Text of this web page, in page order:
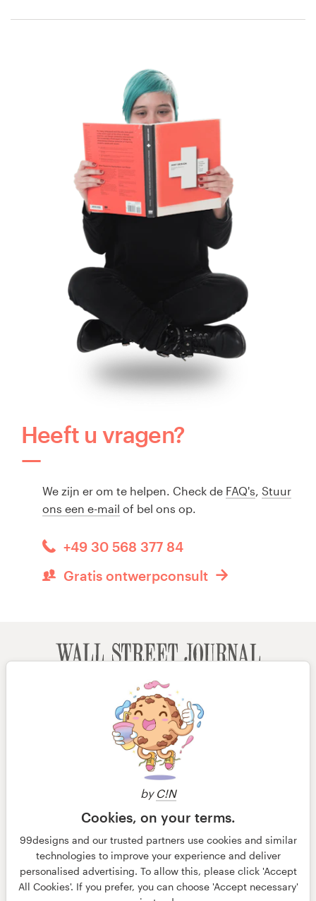
by C!N
Cookies, on your terms.
99designs and our trusted partners use cookies and similar
technologies to improve your experience and deliver
personalised advertising. To allow this, please click 'Accept
All Cookies'. If you prefer, you can choose 'Accept necessary'
Heeft u vragen?
We zijn er om te helpen. Check de FAQ's, Stuur
ons een e-mail of bel ons op.
+49 30 568 377 84
Gratis ontwerpconsult
© 99designs
door Vista